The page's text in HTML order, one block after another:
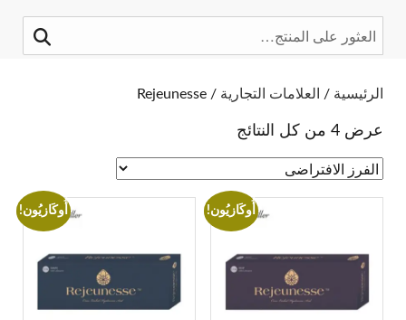
الرئيسية / العلامات التجارية / Rejeunesse
عرض ⁦4⁩ من كل النتائج
أُوكَازيُون! أُوكَازيُون!
البحث
عن:
تبديل المرشحات
العلامات التجارية
A-Jax Keen
Aqualyx
Revofil Aquashine